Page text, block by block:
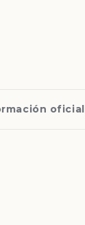
oficial·